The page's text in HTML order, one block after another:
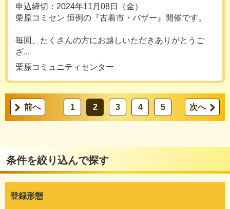
申込締切：2024年11月08日（金）
栗原コミセン 恒例の『古着市・バザー』開催です。
毎回、たくさんの方にお越しいただきありがとうご
ざ...
栗原コミュニティセンター
前へ 1 2 3 4 5 次へ
条件を絞り込んで探す
登録形態